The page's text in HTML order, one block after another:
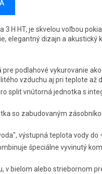
3 H HT, je skvelou voľbou
elegantný dizajn a akustický
pre podlahové vykurovanie
vzduchu aj pri teplote až
split vnútorná jednotka s
so zabudovaným
výstupná teplota vody do
špeciálne vyvinutý
v bielom alebo striebornom